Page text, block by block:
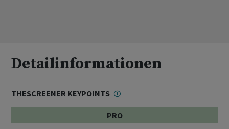
Detailinformationen
THESCREENER KEYPOINTS
PRO